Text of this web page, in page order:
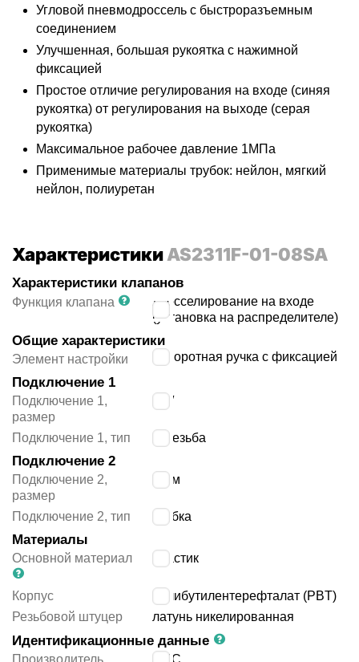
Угловой пневмодроссель с быстроразъемным
соединением
Улучшенная, большая рукоятка с нажимной
фиксацией
Простое отличие регулирования на входе (синяя
рукоятка) от регулирования на выходе (серая
рукоятка)
Максимальное рабочее давление 1МПа
Применимые материалы трубок: нейлон, мягкий
нейлон, полиуретан
ХарактеристикиAS2311F-01-08SA
Характеристики клапанов
Функция клапана
дросселирование на входе
(установка на распределителе)
Общие характеристики
Элемент настройки поворотная ручка с фиксацией
Подключение 1
Подключение 1,
размер
1/8″
Подключение 1, тип G резьба
Подключение 2
Подключение 2,
размер
8 мм
Подключение 2, тип трубка
Материалы
Основной материал пластик
Корпус
полибутилентерефталат (PBT)
Резьбовой штуцер
латунь никелированная
Идентификационные данные